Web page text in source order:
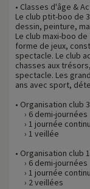
• Classes d'âge &
Le club ptit-boo de
dessin, peinture,
Le club maxi-boo
forme de jeux,
spectacle. Le club
chasses aux
spectacle. Les
ans avec sport,
• Organisation club
› 6 demi-journées
› 1 journée
› 1 veillée
• Organisation club
› 6 demi-journées
› 1 journée
› 2 veillées